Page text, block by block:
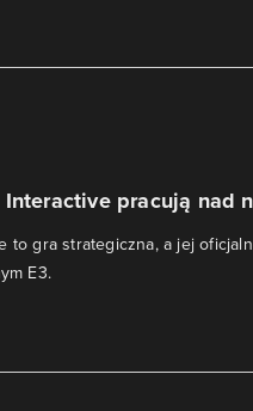
pracują nad
to gra strategiczna, a jej
E3.